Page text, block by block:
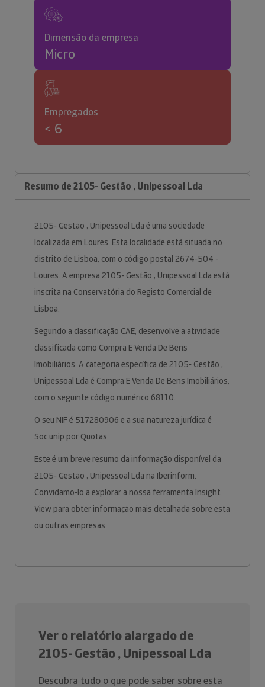
Dimensão da empresa
Micro
Empregados
< 6
Resumo de 2105- Gestão , Unipessoal Lda
2105- Gestão , Unipessoal Lda é uma sociedade
localizada em Loures. Esta localidade está situada no
distrito de Lisboa, com o código postal 2674-504 -
Loures. A empresa 2105- Gestão , Unipessoal Lda está
inscrita na Conservatória do Registo Comercial de
Lisboa.
Segundo a classificação CAE, desenvolve a atividade
classificada como Compra E Venda De Bens
Imobiliários. A categoria específica de 2105- Gestão ,
Unipessoal Lda é Compra E Venda De Bens Imobiliários,
com o seguinte código numérico 68110.
O seu NIF é 517280906 e a sua natureza jurídica é
Soc.unip.por Quotas.
Este é um breve resumo da informação disponível da
2105- Gestão , Unipessoal Lda na Iberinform.
Convidamo-lo a explorar a nossa ferramenta Insight
View para obter informação mais detalhada sobre esta
ou outras empresas.
Ver o relatório alargado de
2105- Gestão , Unipessoal Lda
Descubra tudo o que pode saber sobre esta